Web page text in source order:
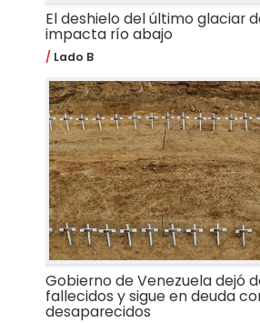
El deshielo del último glaciar
impacta río abajo
Lado B
Gobierno de Venezuela dejó
fallecidos y sigue en deuda
desaparecidos